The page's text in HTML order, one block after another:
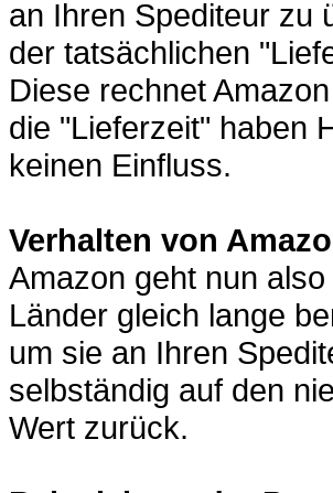
an Ihren Spediteur zu
der tatsächlichen
Diese rechnet
die "Lieferzeit" haben
keinen Einfluss.
Verhalten von
Amazon geht nun
Länder gleich lange
um sie an Ihren
selbständig auf den
Wert zurück.